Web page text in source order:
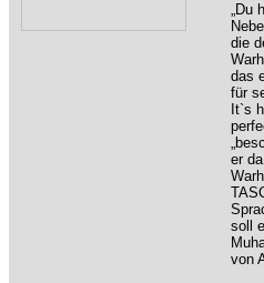
„Du
die
das
für
It`s
er
soll
von